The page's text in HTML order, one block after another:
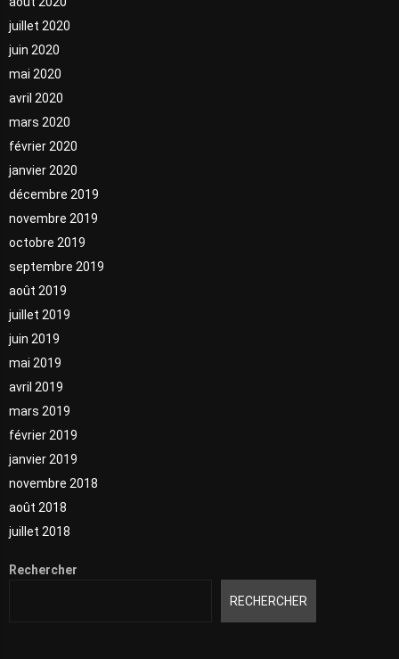
juillet 2020
juin 2020
mai 2020
avril 2020
mars 2020
février 2020
janvier 2020
décembre 2019
novembre 2019
octobre 2019
septembre 2019
août 2019
juillet 2019
juin 2019
mai 2019
avril 2019
mars 2019
février 2019
janvier 2019
novembre 2018
août 2018
juillet 2018
Rechercher
RECHERCHER